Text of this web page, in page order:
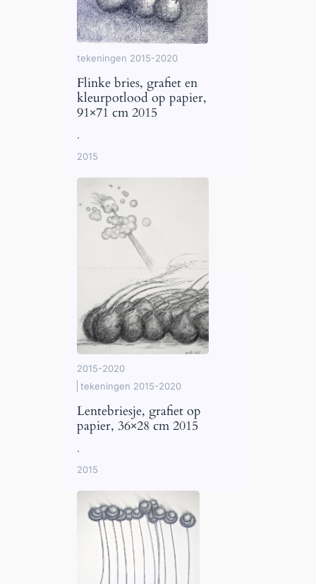
tekeningen 2015-2020
Flinke bries, grafiet en
kleurpotlood op papier,
91×71 cm 2015
.
2015
2015-2020
tekeningen 2015-2020
Lentebriesje, grafiet op
papier, 36×28 cm 2015
.
2015